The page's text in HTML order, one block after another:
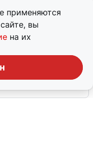
применяются
вы
на их